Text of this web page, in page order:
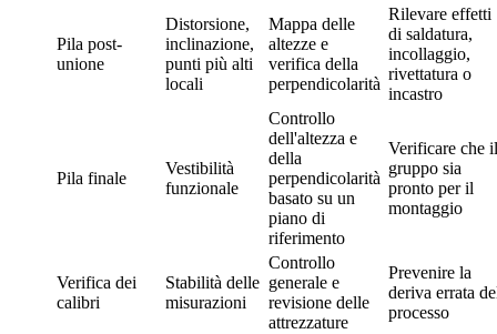
Pila post-
unione
Distorsione,
inclinazione,
punti più alti
locali
Mappa delle
altezze e
verifica della
perpendicolarità
Rilevare effetti
di saldatura,
incollaggio,
rivettatura o
incastro
Pila finale
Vestibilità
funzionale
Controllo
dell'altezza e
della
perpendicolarità
basato su un
piano di
riferimento
Verificare che il
gruppo sia
pronto per il
montaggio
Verifica dei
calibri
Stabilità delle
misurazioni
Controllo
generale e
revisione delle
attrezzature
Prevenire la
deriva errata
processo